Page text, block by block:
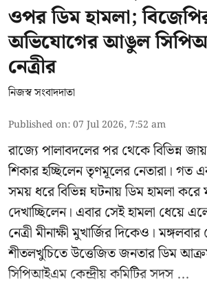
ওপর ডিম হামলা;
অভিযোগের আঙুল
নেত্রীর
নিজস্ব সংবাদদাতা
Published on:07 Jul 2026, 7:52 am
রাজ্যে পালাবদলের পর থেকে বিভিন্ন
শিকার হচ্ছিলেন তৃণমূলের নেতারা। গত
সময় ধরে বিভিন্ন ঘটনায় ডিম হামলা করে
দেখাচ্ছিলেন। এবার সেই হামলা ধেয়ে
নেত্রী মীনাক্ষী মুখার্জিরদিকেও। মঙ্গলবার
শীতলখুচিতে উত্তেজিত জনতার ডিম
সিপিআইএম কেন্দ্রীয় কমিটির সদস ...